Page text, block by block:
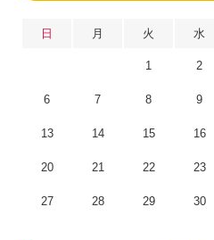
日 月 火 水
1 2
6 7 8 9
13 14 15 16
20 21 22 23
27 28 29 30